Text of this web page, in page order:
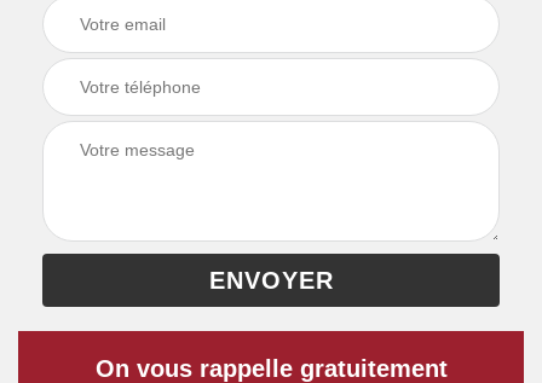
On vous rappelle gratuitement